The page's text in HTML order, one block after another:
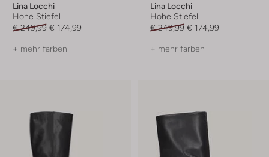
Lina Locchi
Hohe Stiefel
€ 249,99 € 174,99
+ mehr farben
Lina Locchi
Hohe Stiefel
€ 249,99 € 174,99
+ mehr farben